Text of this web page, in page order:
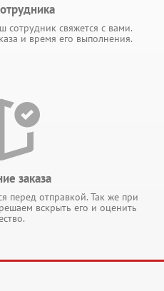
сотрудник свяжется с вами.
и время его выполнения.
заказа
перед отправкой. Так же при
вскрыть его и оценить